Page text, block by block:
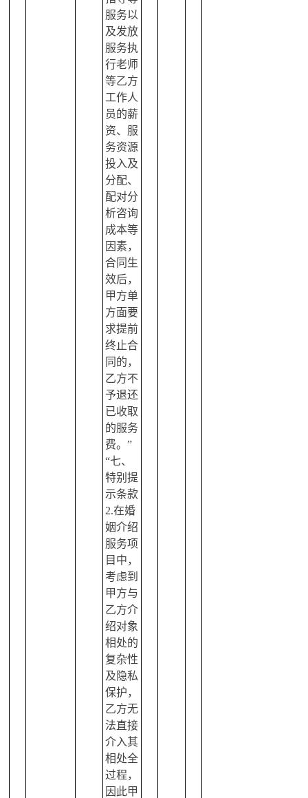
服务以
及发放
服务执
行老师
等乙方
工作人
员的薪
资、服
务资源
投入及
分配、
配对分
析咨询
成本等
因素，
合同生
效后，
甲方单
方面要
求提前
终止合
同的，
乙方不
予退还
已收取
的服务
费。”
“七、
特别提
示条款
2.在婚
姻介绍
服务项
目中，
考虑到
甲方与
乙方介
绍对象
相处的
复杂性
及隐私
保护，
乙方无
法直接
介入其
相处全
过程，
因此甲